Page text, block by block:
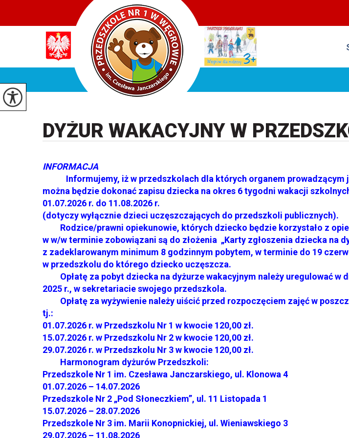
DYŻUR WAKACYJNY W
INFORMACJA
Informujemy, iż w przedszkolach dla których organem prowadzącym
można będzie dokonać zapisu dziecka na okres 6 tygodni wakacji
01.07.2026 r. do 11.08.2026 r.
(dotyczy wyłącznie dzieci uczęszczających do przedszkoli publicznych).
Rodzice/prawni opiekunowie, których dziecko będzie korzystało z
w w/w terminie zobowiązani są do złożenia „Karty zgłoszenia dziecka na
z zadeklarowanym minimum 8 godzinnym pobytem, w terminie do 19
w przedszkolu do którego dziecko uczęszcza.
Opłatę za pobyt dziecka na dyżurze wakacyjnym należy uregulować w
2025 r., w sekretariacie swojego przedszkola.
Opłatę za wyżywienie należy uiścić przed rozpoczęciem zajęć w
tj.:
01.07.2026 r. w Przedszkolu Nr 1 w kwocie 120,00 zł.
15.07.2026 r. w Przedszkolu Nr 2 w kwocie 120,00 zł.
29.07.2026 r. w Przedszkolu Nr 3 w kwocie 120,00 zł.
Harmonogram dyżurów Przedszkoli:
Przedszkole Nr 1 im. Czesława Janczarskiego, ul. Klonowa 4
01.07.2026 – 14.07.2026
Przedszkole Nr 2 „Pod Słoneczkiem”, ul. 11 Listopada 1
15.07.2026 – 28.07.2026
Przedszkole Nr 3 im. Marii Konopnickiej, ul. Wieniawskiego 3
29.07.2026 – 11.08.2026